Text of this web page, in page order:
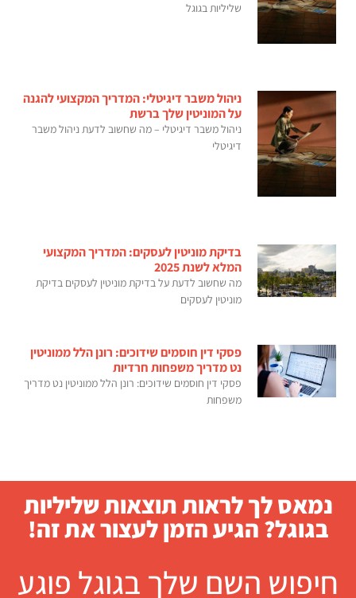
שליליות בגוגל
ניהול משבר דיגיטלי: המדריך המקצועי להגנה
על המוניטין שלך ברשת
ניהול משבר דיגיטלי – מה שחשוב לדעת ניהול משבר
דיגיטלי
בדיקת מוניטין לעסקים: המדריך המקצועי
המלא לשנת 2025
מה שחשוב לדעת על בדיקת מוניטין לעסקים בדיקת
מוניטין לעסקים
פסקי דין חוסמים שידוכים: רונן הלל ממוניטין
נט מדריך משפחות חרדיות
פסקי דין חוסמים שידוכים: רונן הלל ממוניטין נט מדריך
משפחות
נמאס לך לראות תוצאות שליליות
בגוגל? הגיע הזמן לעצור את זה!
חיפוש השם שלך בגוגל פוגע